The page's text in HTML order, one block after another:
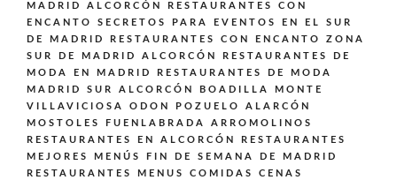
MADRID ALCORCÓN
RESTAURANTES CON
ENCANTO SECRETOS PARA EVENTOS EN EL SUR
DE MADRID
RESTAURANTES CON ENCANTO ZONA
SUR DE MADRID ALCORCÓN
RESTAURANTES DE
MODA EN MADRID
RESTAURANTES DE MODA
MADRID SUR ALCORCÓN BOADILLA MONTE
VILLAVICIOSA ODON POZUELO ALARCÓN
MOSTOLES FUENLABRADA ARROMOLINOS
RESTAURANTES EN ALCORCÓN
RESTAURANTES
MEJORES MENÚS FIN DE SEMANA DE MADRID
RESTAURANTES MENUS COMIDAS CENAS